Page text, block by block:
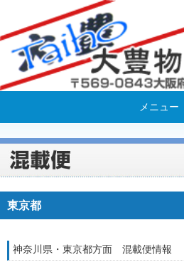
メニュー
東京都
神奈川県・東京都方面 混載便情報